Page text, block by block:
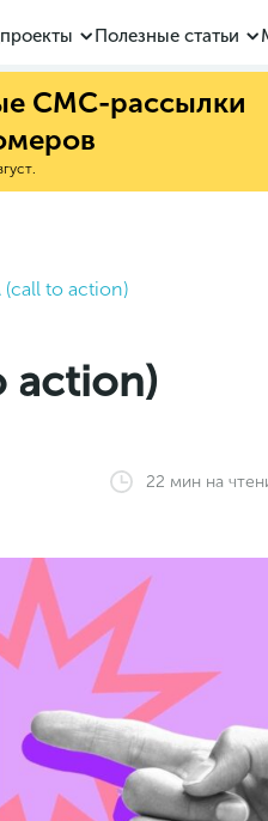
Полезные статьи
СМС-рассылки
(call to action)
action)
22 мин на